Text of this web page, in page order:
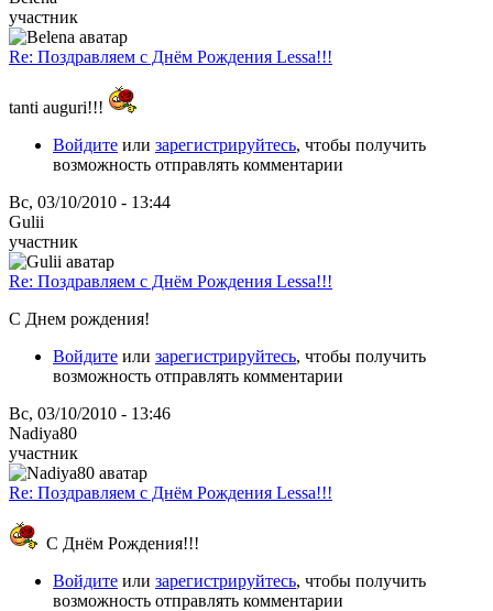
участник
Re: Поздравляем с Днём Рождения Lessa!!!
tanti auguri!!!
Войдите или зарегистрируйтесь, чтобы получить
возможность отправлять комментарии
Вс, 03/10/2010 - 13:44
Gulii
участник
Re: Поздравляем с Днём Рождения Lessa!!!
С Днем рождения!
Войдите или зарегистрируйтесь, чтобы получить
возможность отправлять комментарии
Вс, 03/10/2010 - 13:46
Nadiya80
участник
Re: Поздравляем с Днём Рождения Lessa!!!
С Днём Рождения!!!
Войдите или зарегистрируйтесь, чтобы получить
возможность отправлять комментарии